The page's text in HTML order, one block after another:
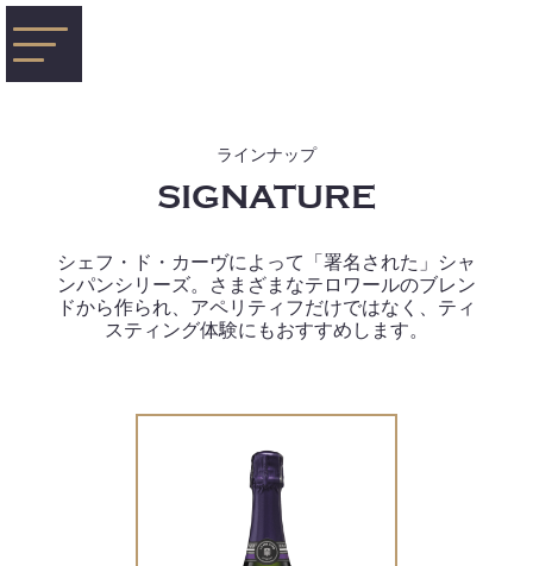
ラインナップ
SIGNATURE
シェフ・ド・カーヴによって「署名された」シャ
ンパンシリーズ。さまざまなテロワールのブレン
ドから作られ、アペリティフだけではなく、ティ
スティング体験にもおすすめします。